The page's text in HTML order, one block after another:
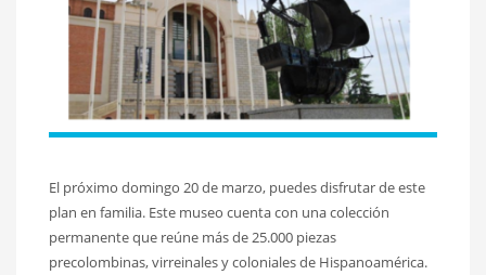
El próximo domingo 20 de marzo, puedes disfrutar de este
plan en familia. Este museo cuenta con una colección
permanente que reúne más de 25.000 piezas
precolombinas, virreinales y coloniales de Hispanoamérica.